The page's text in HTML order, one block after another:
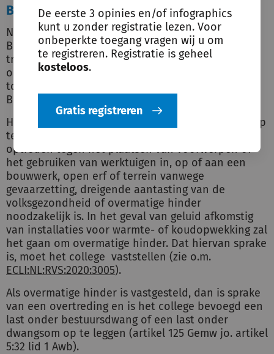
De eerste 3 opinies en/of infographics
kunt u zonder registratie lezen. Voor
onbeperkte toegang vragen wij u om
te registreren. Registratie is geheel
kosteloos.
Gratis registreren
Bouwbesluit 2012
Naast artikel 13 Woningwet bevat artikel 7.22
Bouwbesluit 2012 ook een mogelijkheid om op te
treden tegen bestaande installaties. Het gaat hier
om een restbepaling en het kan alleen worden
toegepast als de andere bepalingen uit het
Bouwbesluit 2012 geen soelaas bieden.
Het artikel biedt een grondslag om handhavend op
te treden als naar het oordeel van het college,
optreden tegen het plaatsen van voorwerpen of
het gebruiken van werktuigen in, op of aan een
bouwwerk, open erf of terrein vanwege
gevaarzetting, dreigende aantasting van de
volksgezondheid of overmatige hinder
noodzakelijk is. In het geval van geluid afkomstig
van installaties voor warmte- of koudopwekking zal
het gaan om overmatige hinder. Dat hiervan sprake
is, moet het college vaststellen (zie o.m.
ECLI:NL:RVS:2020:3005).
Als overmatige hinder is vastgesteld, dan is sprake
van een overtreding en is het college bevoegd een
last onder bestuursdwang of een last onder
dwangsom op te leggen (artikel 125 Gemw jo. artikel
5:32 lid 1 Awb).